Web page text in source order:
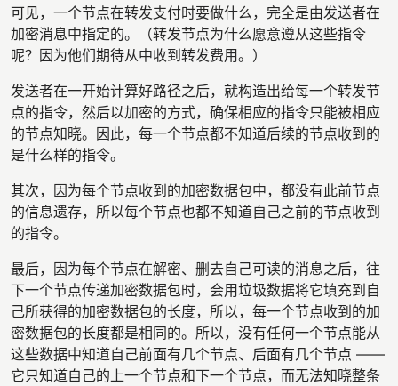
可见，一个节点在转发支付时要做什么，完全是由发送者在
加密消息中指定的。（转发节点为什么愿意遵从这些指令
呢？因为他们期待从中收到转发费用。）
发送者在一开始计算好路径之后，就构造出给每一个转发节
点的指令，然后以加密的方式，确保相应的指令只能被相应
的节点知晓。因此，每一个节点都不知道后续的节点收到的
是什么样的指令。
其次，因为每个节点收到的加密数据包中，都没有此前节点
的信息遗存，所以每个节点也都不知道自己之前的节点收到
的指令。
最后，因为每个节点在解密、删去自己可读的消息之后，往
下一个节点传递加密数据包时，会用垃圾数据将它填充到自
己所获得的加密数据包的长度，所以，每一个节点收到的加
密数据包的长度都是相同的。所以，没有任何一个节点能从
这些数据中知道自己前面有几个节点、后面有几个节点 ——
它只知道自己的上一个节点和下一个节点，而无法知晓整条